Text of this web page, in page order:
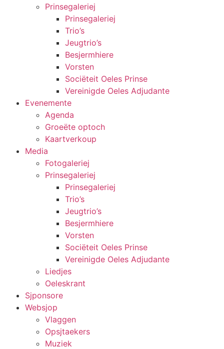
Prinsegaleriej
Prinsegaleriej
Trio’s
Jeugtrio’s
Besjermhiere
Vorsten
Sociëteit Oeles Prinse
Vereinigde Oeles Adjudante
Evenemente
Agenda
Groeëte optoch
Kaartverkoup
Media
Fotogaleriej
Prinsegaleriej
Prinsegaleriej
Trio’s
Jeugtrio’s
Besjermhiere
Vorsten
Sociëteit Oeles Prinse
Vereinigde Oeles Adjudante
Liedjes
Oeleskrant
Sjponsore
Websjop
Vlaggen
Opsjtaekers
Muziek